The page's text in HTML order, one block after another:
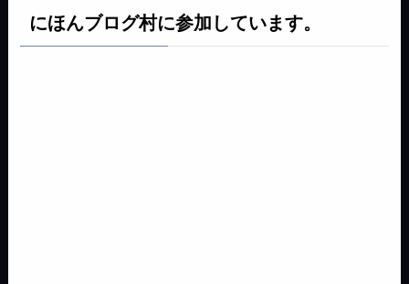
にほんブログ村に参加しています。